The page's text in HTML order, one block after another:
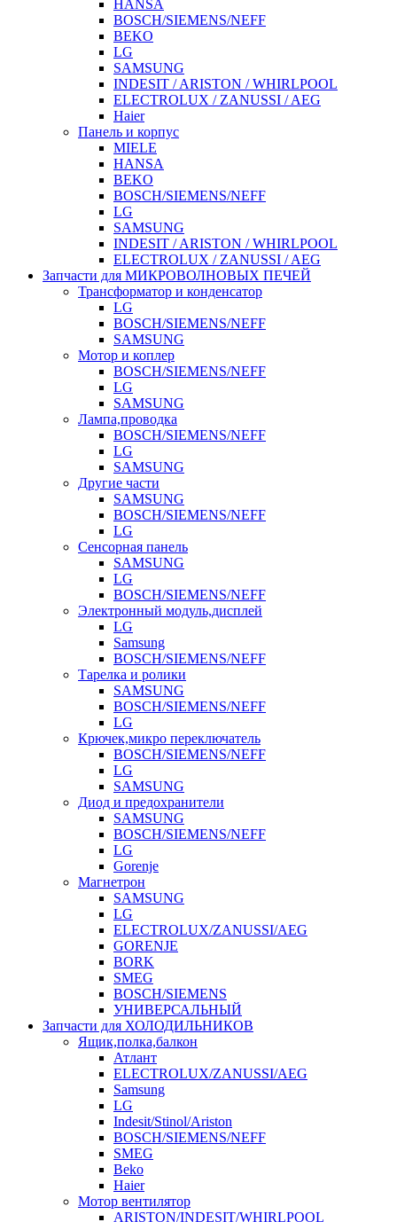
HANSA
BOSCH/SIEMENS/NEFF
BEKO
LG
SAMSUNG
INDESIT / ARISTON / WHIRLPOOL
ELECTROLUX / ZANUSSI / AEG
Haier
Панель и корпус
MIELE
HANSA
BEKO
BOSCH/SIEMENS/NEFF
LG
SAMSUNG
INDESIT / ARISTON / WHIRLPOOL
ELECTROLUX / ZANUSSI / AEG
Запчасти для МИКРОВОЛНОВЫХ ПЕЧЕЙ
Трансформатор и конденсатор
LG
BOSCH/SIEMENS/NEFF
SAMSUNG
Мотор и коплер
BOSCH/SIEMENS/NEFF
LG
SAMSUNG
Лампа,проводка
BOSCH/SIEMENS/NEFF
LG
SAMSUNG
Другие части
SAMSUNG
BOSCH/SIEMENS/NEFF
LG
Сенсорная панель
SAMSUNG
LG
BOSCH/SIEMENS/NEFF
Электронный модуль,дисплей
LG
Samsung
BOSCH/SIEMENS/NEFF
Тарелка и ролики
SAMSUNG
BOSCH/SIEMENS/NEFF
LG
Крючек,микро переключатель
BOSCH/SIEMENS/NEFF
LG
SAMSUNG
Диод и предохранители
SAMSUNG
BOSCH/SIEMENS/NEFF
LG
Gorenje
Магнетрон
SAMSUNG
LG
ELECTROLUX/ZANUSSI/AEG
GORENJE
BORK
SMEG
BOSCH/SIEMENS
УНИВЕРСАЛЬНЫЙ
Запчасти для ХОЛОДИЛЬНИКОВ
Ящик,полка,балкон
Атлант
ELECTROLUX/ZANUSSI/AEG
Samsung
LG
Indesit/Stinol/Ariston
BOSCH/SIEMENS/NEFF
SMEG
Beko
Haier
Мотор вентилятор
ARISTON/INDESIT/WHIRLPOOL